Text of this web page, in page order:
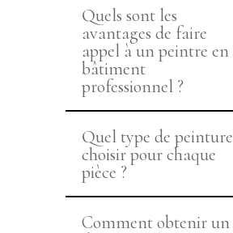
Quels sont les
avantages de faire
appel à un peintre en
bâtiment
professionnel ?
Quel type de peinture
choisir pour chaque
pièce ?
Comment obtenir un